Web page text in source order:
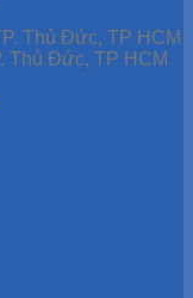
Thủ Đức, TP HCM
Thủ Đức, TP HCM